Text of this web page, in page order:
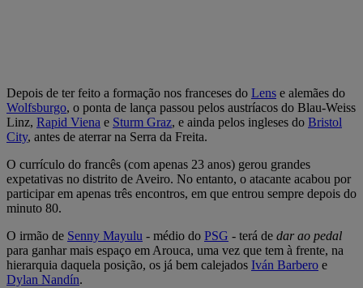
Depois de ter feito a formação nos franceses do Lens e alemães do
Wolfsburgo, o ponta de lança passou pelos austríacos do Blau-Weiss
Linz, Rapid Viena e Sturm Graz, e ainda pelos ingleses do Bristol
City, antes de aterrar na Serra da Freita.
O currículo do francês (com apenas 23 anos) gerou grandes
expetativas no distrito de Aveiro. No entanto, o atacante acabou por
participar em apenas três encontros, em que entrou sempre depois do
minuto 80.
O irmão de Senny Mayulu - médio do PSG - terá de dar ao pedal
para ganhar mais espaço em Arouca, uma vez que tem à frente, na
hierarquia daquela posição, os já bem calejados Iván Barbero e
Dylan Nandín.